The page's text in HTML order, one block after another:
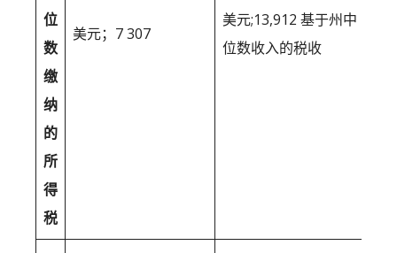
位
数
缴
纳
的
所
得
税
美元；7 307
美元;13,912 基于州中
位数收入的税收